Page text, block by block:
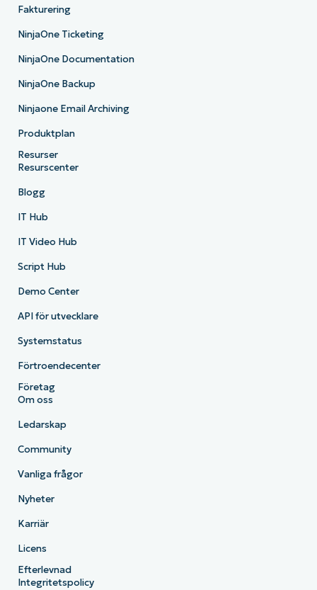
Fakturering
NinjaOne Ticketing
NinjaOne Documentation
NinjaOne Backup
Ninjaone Email Archiving
Produktplan
Resurser
Resurscenter
Blogg
IT Hub
IT Video Hub
Script Hub
Demo Center
API för utvecklare
Systemstatus
Förtroendecenter
Företag
Om oss
Ledarskap
Community
Vanliga frågor
Nyheter
Karriär
Licens
Efterlevnad
Integritetspolicy